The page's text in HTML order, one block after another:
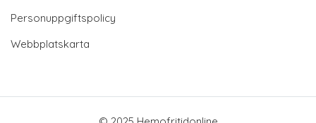
Personuppgiftspolicy
Webbplatskarta